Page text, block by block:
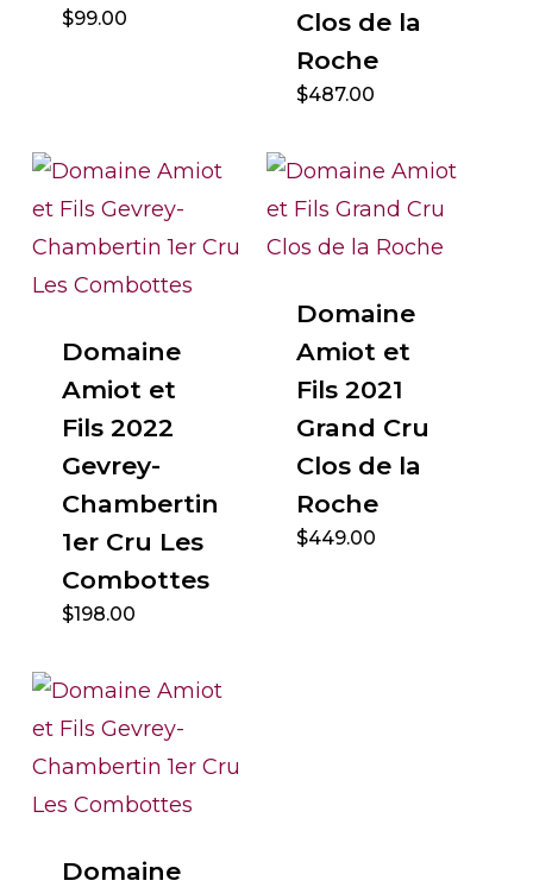
$99.00
Clos de la
Roche
$487.00
Domaine
Amiot et
Fils 2022
Gevrey-
Chambertin
1er Cru Les
Combottes
$198.00
Domaine
Amiot et
Fils 2021
Grand Cru
Clos de la
Roche
$449.00
Domaine